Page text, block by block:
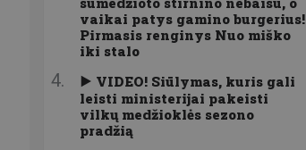
vaikai patys gamino burgerius!
Pirmasis renginys Nuo miško
iki stalo
VIDEO! Siūlymas, kuris gali
leisti ministerijai pakeisti
vilkų medžioklės sezono
pradžią